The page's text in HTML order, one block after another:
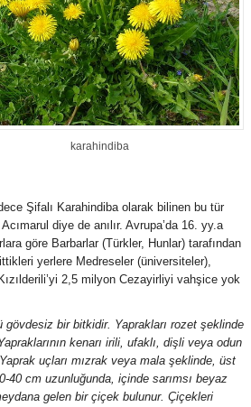
karahindiba
Şifalı Karahindiba olarak bilinen bu tür
diye de anılır. Avrupa’da 16. yy.a
göre Barbarlar (Türkler, Hunlar) tarafından
yerlere Medreseler (üniversiteler),
2,5 milyon Cezayirliyi vahşice yok
bir bitkidir. Yaprakları rozet şeklinde
kenarı irili, ufaklı, dişli veya odun
uçları mızrak veya mala şeklinde, üst
cm uzunluğunda, içinde sarımsı beyaz
gelen bir çiçek bulunur. Çiçekleri